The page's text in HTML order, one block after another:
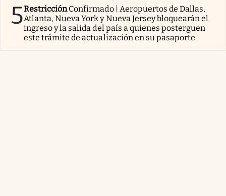
5RestricciónConfirmado | Aeropuertos de Dallas,
Atlanta, Nueva York y Nueva Jersey bloquearán el
ingreso y la salida del país a quienes posterguen
este trámite de actualización en su pasaporte